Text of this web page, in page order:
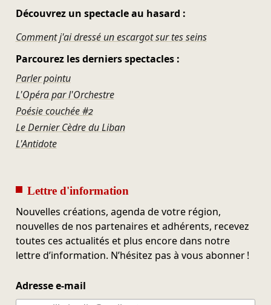
Découvrez un spectacle au hasard :
Comment j'ai dressé un escargot sur tes seins
Parcourez les derniers spectacles :
Parler pointu
L'Opéra par l'Orchestre
Poésie couchée #2
Le Dernier Cèdre du Liban
L'Antidote
Lettre d'information
Nouvelles créations, agenda de votre région,
nouvelles de nos partenaires et adhérents, recevez
toutes ces actualités et plus encore dans notre
lettre d’information. N’hésitez pas à vous abonner !
Adresse e-mail